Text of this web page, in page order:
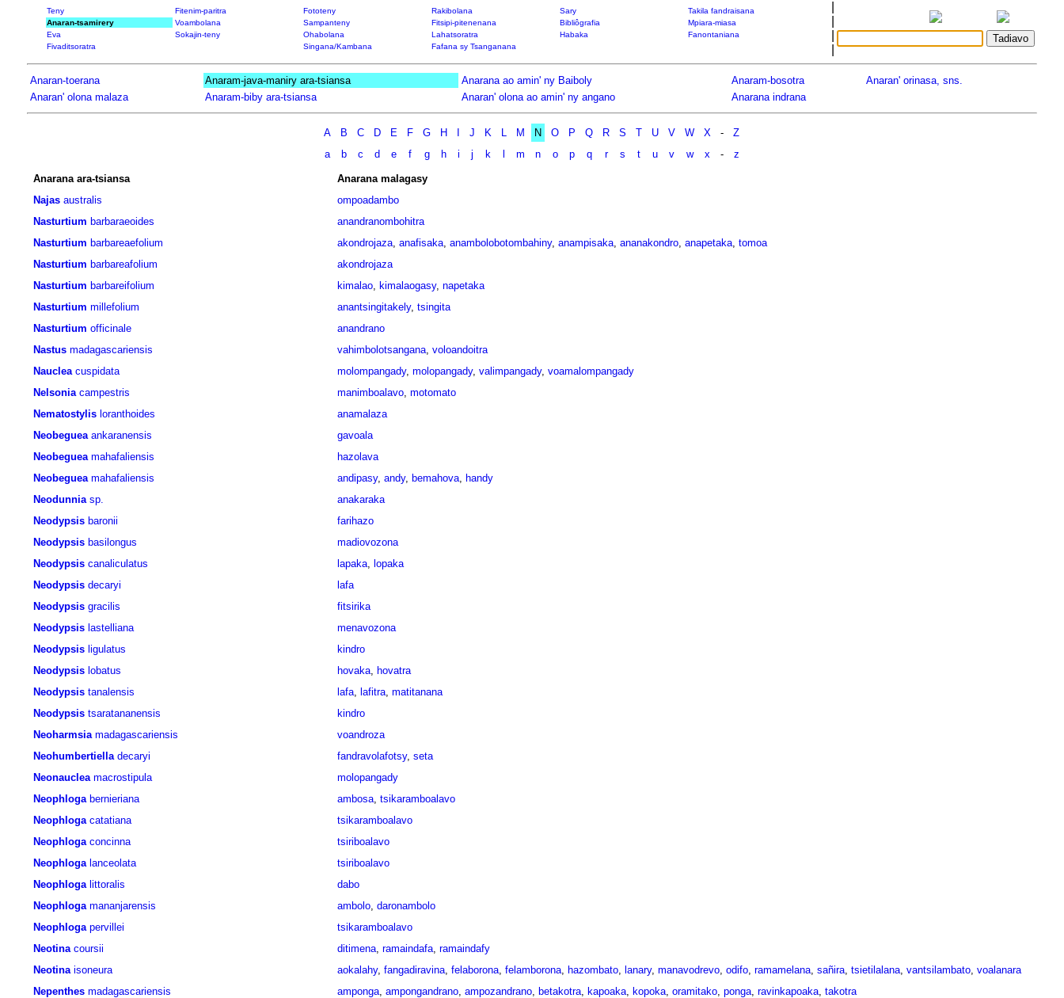
Teny Fitenim-paritra Fototeny Rakibolana Sary
Takila fandraisana
Anaran-tsamirery
Voambolana Sampanteny Fitsipi-pitenenana Bibliôgrafia
Mpiara-miasa
Eva
Sokajin-teny Ohabolana Lahatsoratra Habaka
Fanontaniana
Fivaditsoratra
Singana/Kambana Fafana sy Tsanganana
Anaran-toerana Anaram-java-maniry ara-tsiansa Anarana ao amin' ny Baiboly Anaram-bosotra
Anaran' orinasa, sns.
Anaran' olona malaza
Anaram-biby ara-tsiansa Anaran' olona ao amin' ny angano Anarana indrana
A B C D E F G H J K L M N O P Q R S T U V W X -
Z
a
b c d e f g h i j k m n o p q r s t u v w x - z
Anarana ara-tsiansa
Anarana malagasy
Najas australis
ompoadambo
Nasturtium barbaraeoides
anandranombohitra
Nasturtium barbareaefolium akondrojaza, anafisaka, anambolobotombahiny, anampisaka, ananakondro, anapetaka, tomoa
Nasturtium barbareafolium
akondrojaza
Nasturtium barbareifolium kimalao, kimalaogasy, napetaka
Nasturtium millefolium anantsingitakely, tsingita
Nasturtium officinale
anandrano
Nastus madagascariensis vahimbolotsangana, voloandoitra
Nauclea cuspidata molompangady, molopangady, valimpangady, voamalompangady
Nelsonia campestris manimboalavo, motomato
Nematostylis loranthoides
anamalaza
Neobeguea ankaranensis
gavoala
Neobeguea mahafaliensis
hazolava
Neobeguea mahafaliensis andipasy, andy, bemahova, handy
Neodunnia sp.
anakaraka
Neodypsis baronii
farihazo
Neodypsis basilongus
madiovozona
Neodypsis canaliculatus lapaka, lopaka
Neodypsis decaryi
lafa
Neodypsis gracilis
fitsirika
Neodypsis lastelliana
menavozona
Neodypsis ligulatus
kindro
Neodypsis lobatus hovaka, hovatra
Neodypsis tanalensis lafa, lafitra, matitanana
Neodypsis tsaratananensis
kindro
Neoharmsia madagascariensis
voandroza
Neohumbertiella decaryi fandravolafotsy, seta
Neonauclea macrostipula
molopangady
Neophloga bernieriana ambosa, tsikaramboalavo
Neophloga catatiana
tsikaramboalavo
Neophloga concinna
tsiriboalavo
Neophloga lanceolata
tsiriboalavo
Neophloga littoralis
dabo
Neophloga mananjarensis ambolo, daronambolo
Neophloga pervillei
tsikaramboalavo
Neotina coursii ditimena, ramaindafa, ramaindafy
Neotina isoneura aokalahy, fangadiravina, felaborona, felamborona, hazombato, lanary, manavodrevo, odifo, ramamelana, sañira, tsietilalana, vantsilambato, voalanara
Nepenthes madagascariensis amponga, ampongandrano, ampozandrano, betakotra, kapoaka, kopoka, oramitako, ponga, ravinkapoaka, takotra